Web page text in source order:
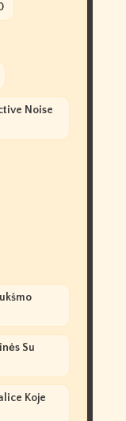
Noise
Su
Koje